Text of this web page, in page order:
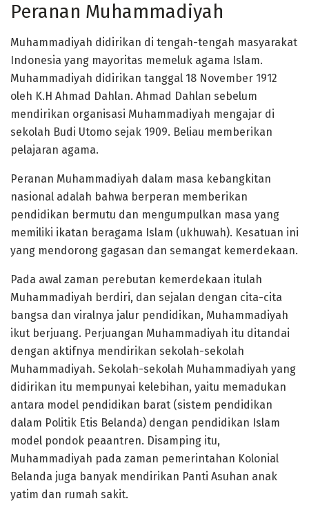
Peranan Muhammadiyah
Muhammadiyah didirikan di tengah-tengah masyarakat
Indonesia yang mayoritas memeluk agama Islam.
Muhammadiyah didirikan tanggal 18 November 1912
oleh K.H Ahmad Dahlan. Ahmad Dahlan sebelum
mendirikan organisasi Muhammadiyah mengajar di
sekolah Budi Utomo sejak 1909. Beliau memberikan
pelajaran agama.
Peranan Muhammadiyah dalam masa kebangkitan
nasional adalah bahwa berperan memberikan
pendidikan bermutu dan mengumpulkan masa yang
memiliki ikatan beragama Islam (ukhuwah). Kesatuan ini
yang mendorong gagasan dan semangat kemerdekaan.
Pada awal zaman perebutan kemerdekaan itulah
Muhammadiyah berdiri, dan sejalan dengan cita-cita
bangsa dan viralnya jalur pendidikan, Muhammadiyah
ikut berjuang. Perjuangan Muhammadiyah itu ditandai
dengan aktifnya mendirikan sekolah-sekolah
Muhammadiyah. Sekolah-sekolah Muhammadiyah yang
didirikan itu mempunyai kelebihan, yaitu memadukan
antara model pendidikan barat (sistem pendidikan
dalam Politik Etis Belanda) dengan pendidikan Islam
model pondok peaantren. Disamping itu,
Muhammadiyah pada zaman pemerintahan Kolonial
Belanda juga banyak mendirikan Panti Asuhan anak
yatim dan rumah sakit.